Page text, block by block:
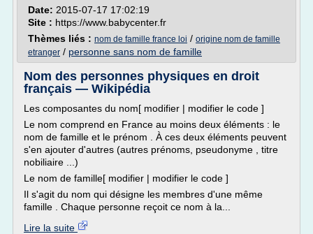
Date: 2015-07-17 17:02:19
Site : https://www.babycenter.fr
Thèmes liés : nom de famille france loi / origine nom de famille
etranger / personne sans nom de famille
Nom des personnes physiques en droit
français — Wikipédia
Les composantes du nom[ modifier | modifier le code ]
Le nom comprend en France au moins deux éléments : le
nom de famille et le prénom . À ces deux éléments peuvent
s'en ajouter d'autres (autres prénoms, pseudonyme , titre
nobiliaire ...)
Le nom de famille[ modifier | modifier le code ]
Il s'agit du nom qui désigne les membres d'une même
famille . Chaque personne reçoit ce nom à la...
Lire la suite